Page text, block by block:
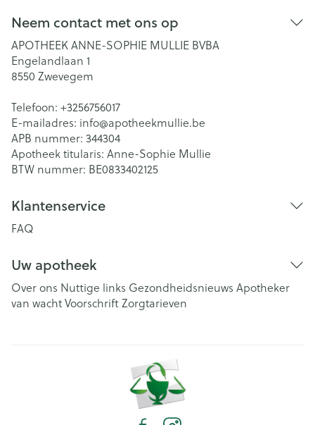
Neem contact met ons op
APOTHEEK ANNE-SOPHIE MULLIE BVBA
Engelandlaan 1
8550 Zwevegem
Telefoon: +3256756017
E-mailadres: info@apotheekmullie.be
APB nummer: 344304
Apotheek titularis: Anne-Sophie Mullie
BTW nummer: BE0833402125
Klantenservice
FAQ
Uw apotheek
Over ons Nuttige links Gezondheidsnieuws Apotheker
van wachtVoorschriftZorgtarieven